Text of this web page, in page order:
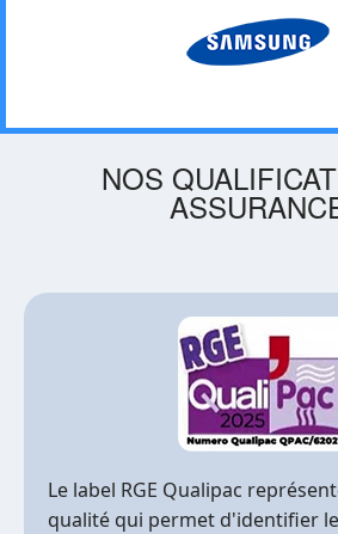
NOS
Le label RGE Qualipac
qualité qui permet d'identifier